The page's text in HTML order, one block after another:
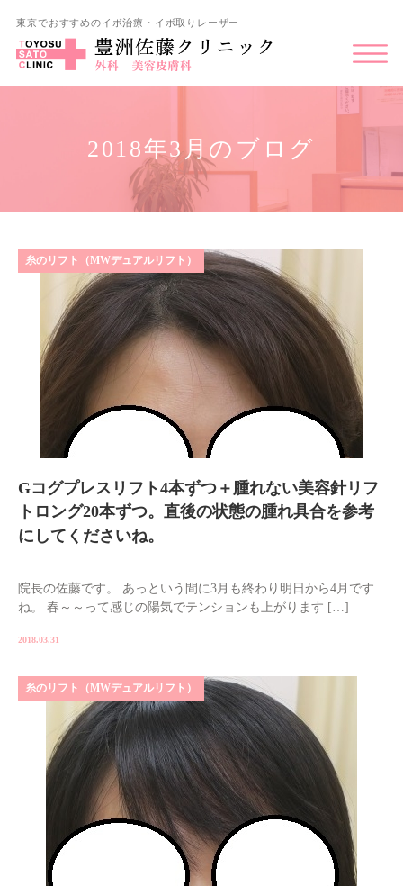
東京でおすすめのイボ治療・イボ取りレーザー
2018年3月のブログ
糸のリフト（MWデュアルリフト）
Gコグプレスリフト4本ずつ＋腫れない美容針リフ
トロング20本ずつ。直後の状態の腫れ具合を参考
にしてくださいね。
院長の佐藤です。 あっという間に3月も終わり明日から4月です
ね。 春～～って感じの陽気でテンションも上がります […]
2018.03.31
糸のリフト（MWデュアルリフト）